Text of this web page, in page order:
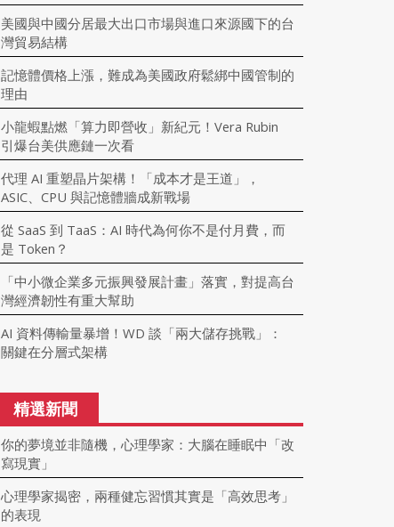
美國與中國分居最大出口市場與進口來源國下的台
灣貿易結構
記憶體價格上漲，難成為美國政府鬆綁中國管制的
理由
小龍蝦點燃「算力即營收」新紀元！Vera Rubin
引爆台美供應鏈一次看
代理 AI 重塑晶片架構！「成本才是王道」，
ASIC、CPU 與記憶體牆成新戰場
從 SaaS 到 TaaS：AI 時代為何你不是付月費，而
是 Token？
「中小微企業多元振興發展計畫」落實，對提高台
灣經濟韌性有重大幫助
AI 資料傳輸量暴增！WD 談「兩大儲存挑戰」：
關鍵在分層式架構
精選新聞
你的夢境並非隨機，心理學家：大腦在睡眠中「改
寫現實」
心理學家揭密，兩種健忘習慣其實是「高效思考」
的表現